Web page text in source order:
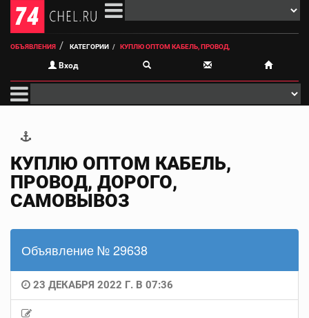
ОБЪЯВЛЕНИЯ КАТЕГОРИИ КУПЛЮ ОПТОМ КАБЕЛЬ, ПРОВОД,
Вход
КУПЛЮ ОПТОМ КАБЕЛЬ,
ПРОВОД, ДОРОГО,
САМОВЫВОЗ
Объявление № 29638
23 ДЕКАБРЯ 2022 Г. В 07:36